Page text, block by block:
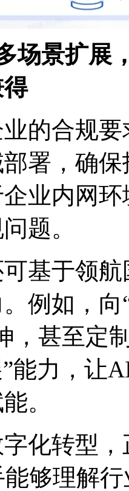
景扩展
的合规要
，确
业内网环
题。
还可基于
例如，
，甚至
力，让
。
化转型
理解行业